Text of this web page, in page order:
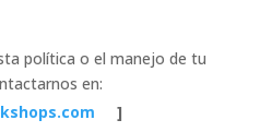
política o el manejo de tu
en:
]